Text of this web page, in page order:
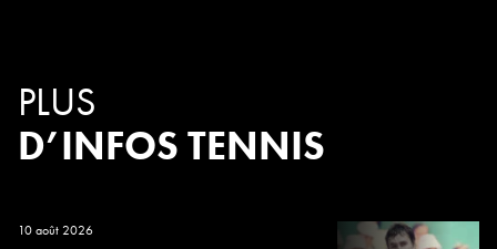
PLUS
D’INFOS TENNIS
10 août 2026